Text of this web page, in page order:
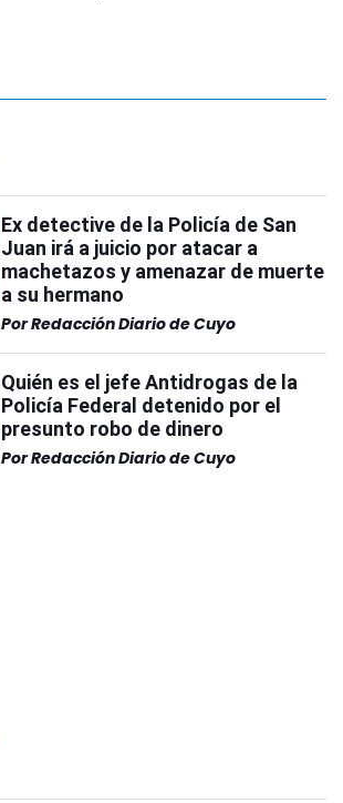
Ex detective de la Policía de San
Juan irá a juicio por atacar a
machetazos y amenazar de muerte
a su hermano
PorRedacción Diario de Cuyo
Quién es el jefe Antidrogas de la
Policía Federal detenido por el
presunto robo de dinero
PorRedacción Diario de Cuyo